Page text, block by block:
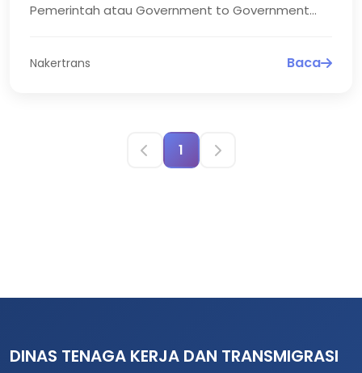
Pemerintah atau Government to Government
Nakertrans Baca
1
DINAS TENAGA KERJA DAN TRANSMIGRASI